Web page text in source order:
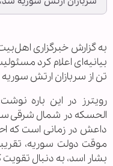
به گزارش خبرگزاری
تن از سربازان ارتش
رویترز در این باره
الحسکه در شمال شرقی
داعش در زمانی است که
موقت دولت سوریه،
بشار اسد، به دنبال